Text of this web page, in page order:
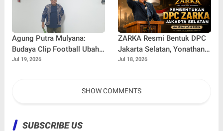
Agung Putra Mulyana:
Budaya Clip Football Ubah
Cara Masyarakat
Jul 19, 2026
ZARKA Resmi Bentuk DPC
Jakarta Selatan, Yonathan
Adhi Putra Dipercaya
Jul 18, 2026
SHOW COMMENTS
SUBSCRIBE US